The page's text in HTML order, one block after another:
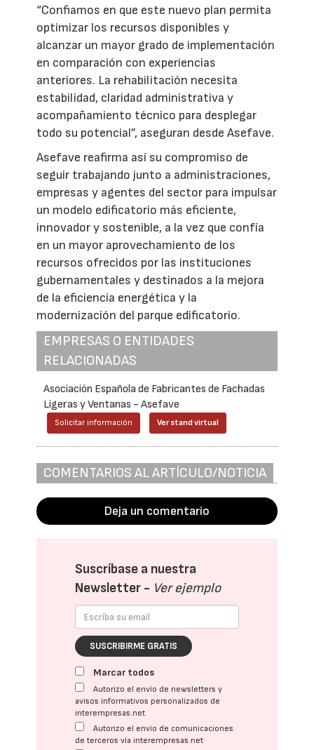
“Confiamos en que este nuevo plan permita
optimizar los recursos disponibles y
alcanzar un mayor grado de implementación
en comparación con experiencias
anteriores. La rehabilitación necesita
estabilidad, claridad administrativa y
acompañamiento técnico para desplegar
todo su potencial”, aseguran desde Asefave.
Asefave reafirma así su compromiso de
seguir trabajando junto a administraciones,
empresas y agentes del sector para impulsar
un modelo edificatorio más eficiente,
innovador y sostenible, a la vez que confía
en un mayor aprovechamiento de los
recursos ofrecidos por las instituciones
gubernamentales y destinados a la mejora
de la eficiencia energética y la
modernización del parque edificatorio.
EMPRESAS O ENTIDADES
RELACIONADAS
Asociación Española de Fabricantes de Fachadas
Ligeras y Ventanas - Asefave
Solicitar información Ver stand virtual
COMENTARIOS AL ARTÍCULO/NOTICIA
Deja un comentario
Suscríbase a nuestra
Newsletter - Ver ejemplo
SUSCRIBIRME GRATIS
Marcar todos
Autorizo el envío de newsletters y
avisos informativos personalizados de
interempresas.net
Autorizo el envío de comunicaciones
de terceros vía interempresas.net